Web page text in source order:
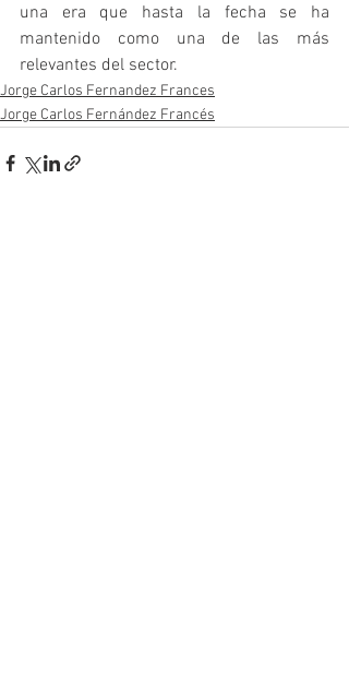
una era que hasta la fecha se ha
mantenido como una de las más
relevantes del sector.
Jorge Carlos Fernandez Frances
Jorge Carlos Fernández Francés